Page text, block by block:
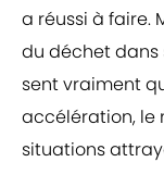
a réussi à faire.
du déchet dans
sent vraiment
accélération, le
situations